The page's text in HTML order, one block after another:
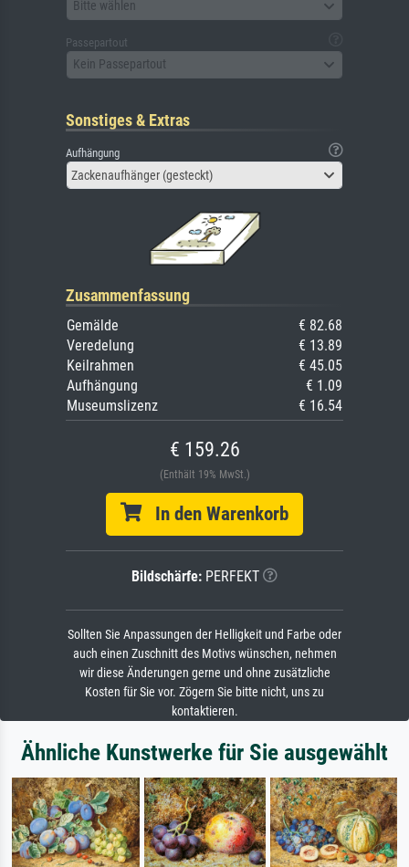
Bitte wählen
Passepartout
Kein Passepartout
Sonstiges & Extras
Aufhängung
Zackenaufhänger (gesteckt)
Zusammenfassung
Gemälde
€ 82.68
Veredelung
€ 13.89
Keilrahmen
€ 45.05
Aufhängung
€ 1.09
Museumslizenz
€ 16.54
€ 159.26
(Enthält 19% MwSt.)
In den Warenkorb
Bildschärfe: PERFEKT
Sollten Sie Anpassungen der Helligkeit und Farbe oder
auch einen Zuschnitt des Motivs wünschen, nehmen
wir diese Änderungen gerne und ohne zusätzliche
Kosten für Sie vor. Zögern Sie bitte nicht, uns zu
kontaktieren.
Ähnliche Kunstwerke für Sie ausgewählt